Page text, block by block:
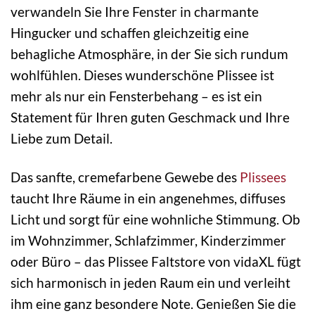
verwandeln Sie Ihre Fenster in charmante
Hingucker und schaffen gleichzeitig eine
behagliche Atmosphäre, in der Sie sich rundum
wohlfühlen. Dieses wunderschöne Plissee ist
mehr als nur ein Fensterbehang – es ist ein
Statement für Ihren guten Geschmack und Ihre
Liebe zum Detail.
Das sanfte, cremefarbene Gewebe des Plissees
taucht Ihre Räume in ein angenehmes, diffuses
Licht und sorgt für eine wohnliche Stimmung. Ob
im Wohnzimmer, Schlafzimmer, Kinderzimmer
oder Büro – das Plissee Faltstore von vidaXL fügt
sich harmonisch in jeden Raum ein und verleiht
ihm eine ganz besondere Note. Genießen Sie die